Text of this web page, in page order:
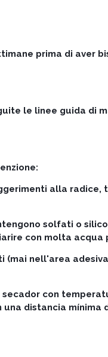
prima di aver
le linee guida di
alla radice,
solfati o
con molta
(mai nell'area
con
distancia mínima